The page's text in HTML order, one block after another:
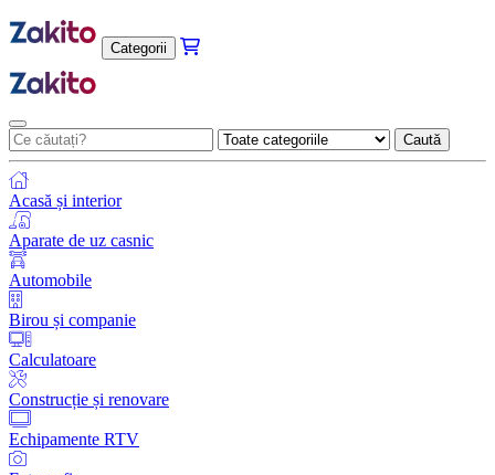
Categorii
Caută
Acasă și interior
Aparate de uz casnic
Automobile
Birou și companie
Calculatoare
Construcție și renovare
Echipamente RTV